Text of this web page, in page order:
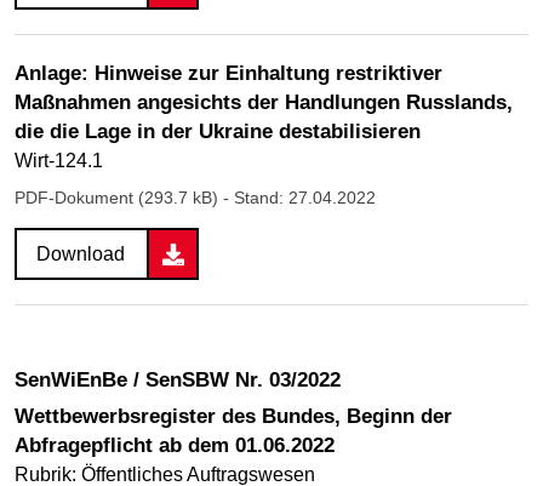
Anlage: Hinweise zur Einhaltung restriktiver
Maßnahmen angesichts der Handlungen Russlands,
die die Lage in der Ukraine destabilisieren
Wirt-124.1
PDF-Dokument (293.7 kB) - Stand: 27.04.2022
Download
SenWiEnBe / SenSBW Nr. 03/2022
Wettbewerbsregister des Bundes, Beginn der
Abfragepflicht ab dem 01.06.2022
Rubrik: Öffentliches Auftragswesen